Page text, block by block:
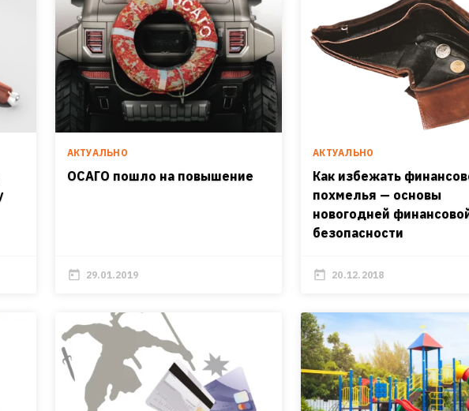
АКТУАЛЬНО
ОСАГО пошло на повышение
29.01.2019
АКТУАЛЬНО
Как избежать
похмелья — основы
новогодней
безопасности
20.12.2018